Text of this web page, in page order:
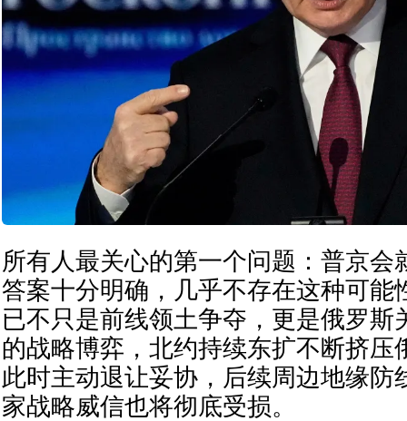
所有人最关心的第一个问题：普京会
答案十分明确，几乎不存在这种可能
已不只是前线领土争夺，更是俄罗斯
的战略博弈，北约持续东扩不断挤压
此时主动退让妥协，后续周边地缘防
家战略威信也将彻底受损。